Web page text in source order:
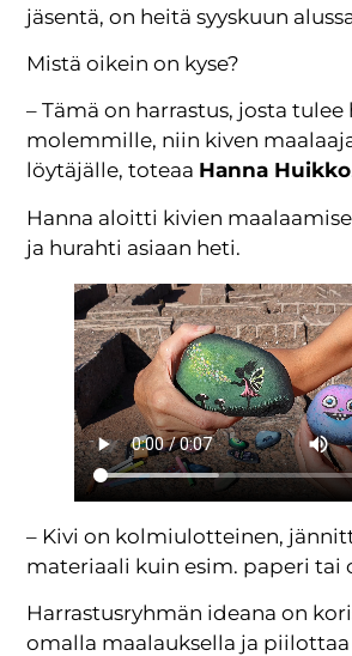
jäsentä, on heitä syyskuun
Mistä oikein on kyse?
– Tämä on harrastus, josta tulee
molemmille, niin kiven
löytäjälle, toteaa Hanna Huikko
Hanna aloitti kivien
ja hurahti asiaan heti.
– Kivi on kolmiulotteinen,
materiaali kuin esim. paperi tai
Harrastusryhmän ideana on
omalla maalauksella ja piilottaa